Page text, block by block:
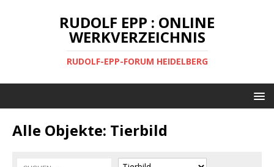
RUDOLF EPP : ONLINE
WERKVERZEICHNIS
RUDOLF-EPP-FORUM HEIDELBERG
Alle Objekte: Tierbild